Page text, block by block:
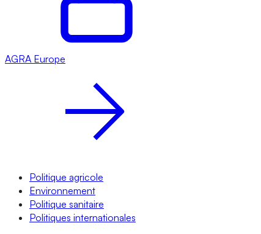
AGRA Europe
Politique agricole
Environnement
Politique sanitaire
Politiques internationales